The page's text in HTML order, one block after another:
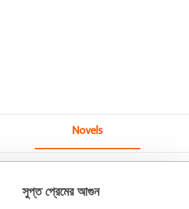
Novels
সুপ্ত প্রেমের আগুন